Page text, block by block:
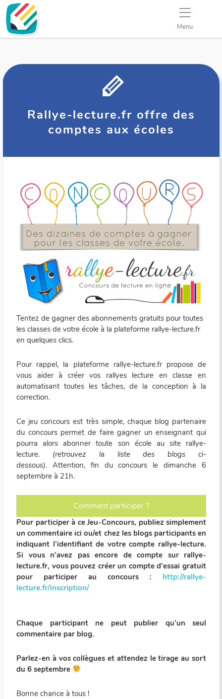
Menu
Rallye-lecture.fr offre des
comptes aux écoles
Tentez de gagner des abonnements gratuits pour toutes
les classes de votre école à la plateforme rallye-lecture.fr
en quelques clics.
Pour rappel, la plateforme rallye-lecture.fr propose de
vous aider à créer vos rallyes lecture en classe en
automatisant toutes les tâches, de la conception à la
correction.
Ce jeu concours est très simple, chaque blog partenaire
du concours permet de faire gagner un enseignant qui
pourra alors abonner toute son école au site rallye-
lecture. (retrouvez la liste des blogs ci-
dessous). Attention, fin du concours le dimanche 6
septembre à 21h.
Comment participer ?
Pour participer à ce Jeu-Concours, publiez simplement
un commentaire ici ou/et chez les blogs participants en
indiquant l’identifiant de votre compte rallye-lecture.
Si vous n’avez pas encore de compte sur rallye-
lecture.fr, vous pouvez créer un compte d’essai gratuit
pour participer au concours : http://rallye-
lecture.fr/inscription/
Chaque participant ne peut publier qu’un seul
commentaire par blog.
Parlez-en à vos collègues et attendez le tirage au sort
du 6 septembre
Bonne chance à tous !